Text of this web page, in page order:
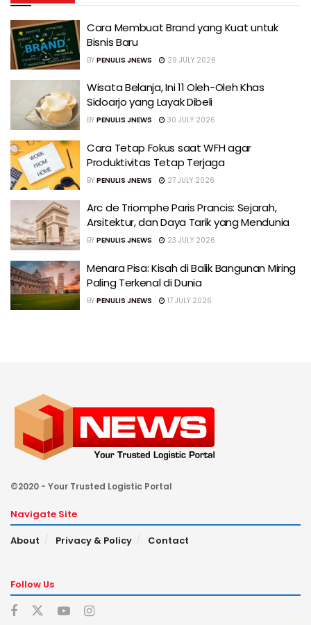
Cara Membuat Brand yang Kuat untuk
Bisnis Baru
BY PENULIS JNEWS 29 JULY 2026
Wisata Belanja, Ini 11 Oleh-Oleh Khas
Sidoarjo yang Layak Dibeli
BY PENULIS JNEWS 30 JULY 2026
Cara Tetap Fokus saat WFH agar
Produktivitas Tetap Terjaga
BY PENULIS JNEWS 27 JULY 2026
Arc de Triomphe Paris Prancis: Sejarah,
Arsitektur, dan Daya Tarik yang Mendunia
BY PENULIS JNEWS 23 JULY 2026
Menara Pisa: Kisah di Balik Bangunan Miring
Paling Terkenal di Dunia
BY PENULIS JNEWS 17 JULY 2026
©2020 - Your Trusted Logistic Portal
Navigate Site
About
Privacy & Policy Contact
Follow Us